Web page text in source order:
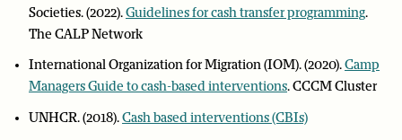
Societies. (2022).Guidelines for cash transfer programming.
The CALP Network
International Organization for Migration (IOM). (2020).Camp
Managers Guide to cash-based interventions. CCCM Cluster
UNHCR. (2018).Cash based interventions (CBIs)